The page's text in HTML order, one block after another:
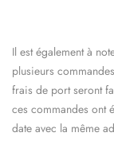
Il est également à
plusieurs
frais de port seront
ces commandes ont
date avec la même